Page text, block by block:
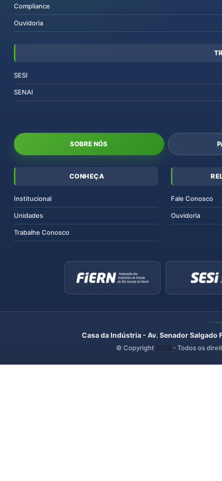
Compliance
Ouvidoria
SESI
SENAI
SOBRE NÓS
CONHEÇA
Institucional
Unidades
Trabalhe Conosco
Fale Conosco
Ouvidoria
Casa da Indústria - Av. Senador
© Copyright 2026 - Todos os